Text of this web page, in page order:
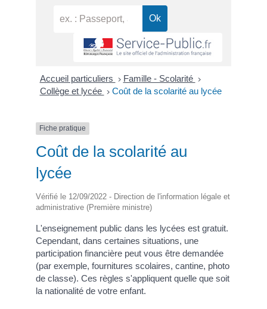
Accueil particuliers > Famille - Scolarité >
Collège et lycée > Coût de la scolarité au lycée
Fiche pratique
Coût de la scolarité au
lycée
Vérifié le 12/09/2022 - Direction de l'information légale et
administrative (Première ministre)
L'enseignement public dans les lycées est gratuit.
Cependant, dans certaines situations, une
participation financière peut vous être demandée
(par exemple, fournitures scolaires, cantine, photo
de classe). Ces règles s'appliquent quelle que soit
la nationalité de votre enfant.